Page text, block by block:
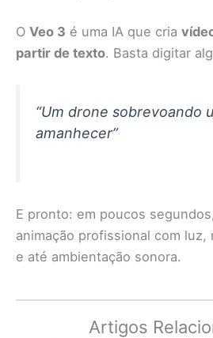
O Veo 3 é uma IA que cria
partir de texto. Basta digitar
“Um drone sobrevoando
amanhecer”
E pronto: em poucos
animação profissional com luz,
e até ambientação sonora.
Artigos